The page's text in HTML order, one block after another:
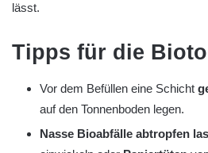
lässt.
Tipps für die
Vor dem Befüllen eine Schicht
auf den Tonnenboden legen.
Nasse Bioabfälle abtropfen